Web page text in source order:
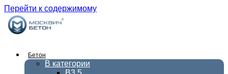
Перейти к содержимому
Бетон
В категории